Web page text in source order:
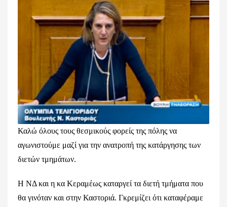
Καλώ όλους τους θεσμικούς φορείς της πόλης να
αγωνιστούμε μαζί για την ανατροπή της κατάργησης των
διετών τμημάτων.
Η ΝΔ και η κα Κεραμέως καταργεί τα διετή τμήματα που
θα γινόταν και στην Καστοριά. Γκρεμίζει ότι καταφέραμε